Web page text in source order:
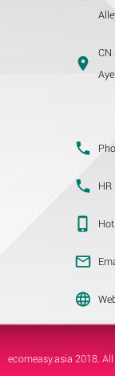
CN
ecomeasy.asia 2018. All